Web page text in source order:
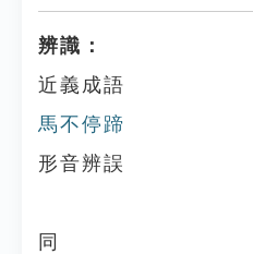
辨識：
近義成語
馬不停蹄
形音辨誤
同